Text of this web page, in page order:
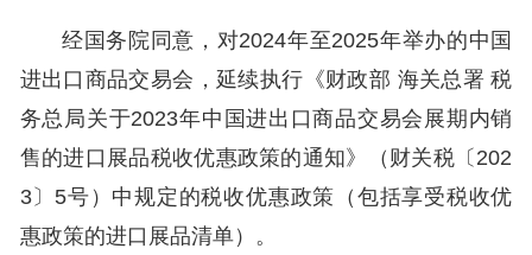
经国务院同意，对2024年至2025年举办的中国
进出口商品交易会，延续执行《财政部 海关总署 税
务总局关于2023年中国进出口商品交易会展期内销
售的进口展品税收优惠政策的通知》（财关税〔202
3〕5号）中规定的税收优惠政策（包括享受税收优
惠政策的进口展品清单）。